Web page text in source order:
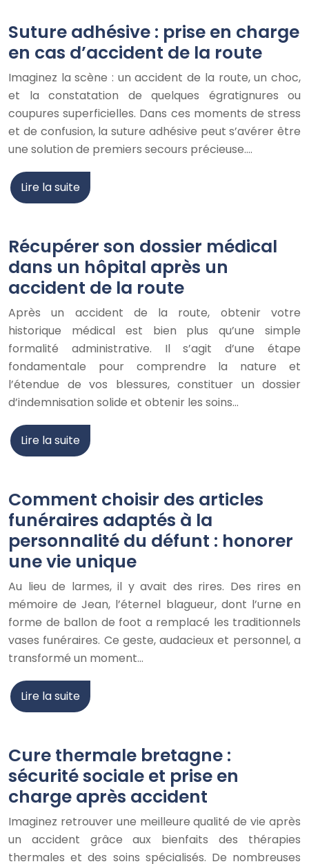
Suture adhésive : prise en charge
en cas d’accident de la route
Imaginez la scène : un accident de la route, un choc,
et la constatation de quelques égratignures ou
coupures superficielles. Dans ces moments de stress
et de confusion, la suture adhésive peut s’avérer être
une solution de premiers secours précieuse….
Lire la suite
Récupérer son dossier médical
dans un hôpital après un
accident de la route
Après un accident de la route, obtenir votre
historique médical est bien plus qu’une simple
formalité administrative. Il s’agit d’une étape
fondamentale pour comprendre la nature et
l’étendue de vos blessures, constituer un dossier
d’indemnisation solide et obtenir les soins…
Lire la suite
Comment choisir des articles
funéraires adaptés à la
personnalité du défunt : honorer
une vie unique
Au lieu de larmes, il y avait des rires. Des rires en
mémoire de Jean, l’éternel blagueur, dont l’urne en
forme de ballon de foot a remplacé les traditionnels
vases funéraires. Ce geste, audacieux et personnel, a
transformé un moment…
Lire la suite
Cure thermale bretagne :
sécurité sociale et prise en
charge après accident
Imaginez retrouver une meilleure qualité de vie après
un accident grâce aux bienfaits des thérapies
thermales et des soins spécialisés. De nombreuses